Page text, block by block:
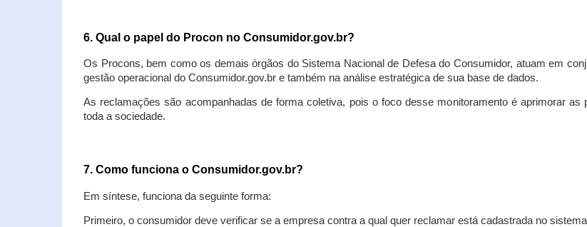
6. Qual o papel do Procon no Consumidor.gov.br?
Os Procons, bem como os demais órgãos do Sistema Nacional de Defesa do Consumidor, atuam em
gestão operacional do Consumidor.gov.br e também na análise estratégica de sua base de dados.
As reclamações são acompanhadas de forma coletiva, pois o foco desse monitoramento é aprimorar
toda a sociedade.
7. Como funciona o Consumidor.gov.br?
Em síntese, funciona da seguinte forma:
Primeiro, o consumidor deve verificar se a empresa contra a qual quer reclamar está cadastrada no